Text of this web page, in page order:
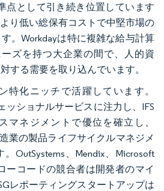
点として引き続き位置しています
り低い総保有コストで中堅市場の
。Workdayは特に複雑な給与計算
ズを持つ大企業の間で、人的資
する需要を取り込んでいます。
特化ニッチで活躍しています。
ッショナルサービスに注力し、IFS
マネジメントで優位を確立し、
業の製品ライフサイクルマネジメ
OutSystems、Mendix、Microsoft
ーコードの競合者は開発者のマイ
レポーティングスタートアップは